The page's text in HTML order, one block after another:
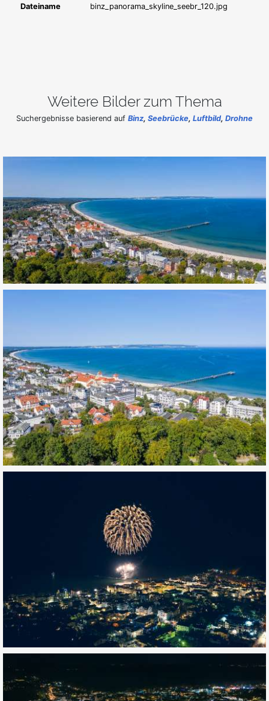
Dateiname
binz_panorama_skyline_seebr_120.jpg
Weitere Bilder zum Thema
Suchergebnisse basierend auf Binz, Seebrücke, Luftbild, Drohne